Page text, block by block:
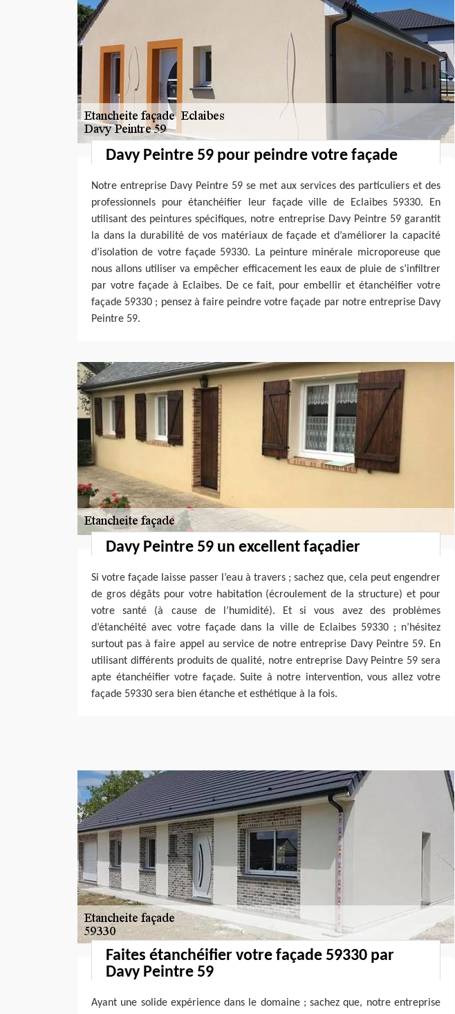
Davy Peintre 59 pour peindre votre façade
Notre entreprise Davy Peintre 59 se met aux services des particuliers et des
professionnels pour étanchéifier leur façade ville de Eclaibes 59330. En
utilisant des peintures spécifiques, notre entreprise Davy Peintre 59 garantit
la dans la durabilité de vos matériaux de façade et d’améliorer la capacité
d’isolation de votre façade 59330. La peinture minérale microporeuse que
nous allons utiliser va empêcher efficacement les eaux de pluie de s’infiltrer
par votre façade à Eclaibes. De ce fait, pour embellir et étanchéifier votre
façade 59330 ; pensez à faire peindre votre façade par notre entreprise Davy
Peintre 59.
Davy Peintre 59 un excellent façadier
Si votre façade laisse passer l’eau à travers ; sachez que, cela peut engendrer
de gros dégâts pour votre habitation (écroulement de la structure) et pour
votre santé (à cause de l’humidité). Et si vous avez des problèmes
d’étanchéité avec votre façade dans la ville de Eclaibes 59330 ; n’hésitez
surtout pas à faire appel au service de notre entreprise Davy Peintre 59. En
utilisant différents produits de qualité, notre entreprise Davy Peintre 59 sera
apte étanchéifier votre façade. Suite à notre intervention, vous allez votre
façade 59330 sera bien étanche et esthétique à la fois.
Faites étanchéifier votre façade 59330 par
Davy Peintre 59
Ayant une solide expérience dans le domaine ; sachez que, notre entreprise